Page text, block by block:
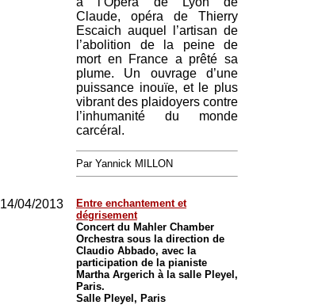
Claude, opéra de Thierry
Escaich auquel l’artisan de
l’abolition de la peine de
mort en France a prêté sa
plume. Un ouvrage d’une
puissance inouïe, et le plus
vibrant des plaidoyers contre
l’inhumanité du monde
carcéral.
Par Yannick MILLON
14/04/2013
Entre enchantement et
dégrisement
Concert du Mahler Chamber
Orchestra sous la direction de
Claudio Abbado, avec la
participation de la pianiste
Martha Argerich à la salle Pleyel,
Paris.
Salle Pleyel, Paris